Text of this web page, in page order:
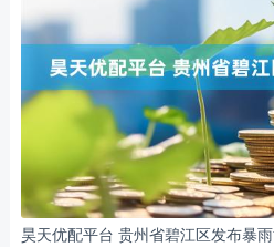
昊天优配平台 贵州省碧江区发布暴